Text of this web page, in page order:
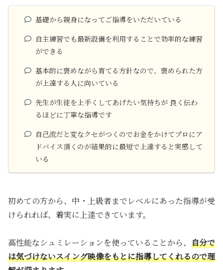
基礎から親身になってご指導をいただいている
自主練習でも最新設備を利用することで効率的な練習
ができる
基本的に褒めながら育てる方針なので、褒められた方
が上達する人に向いている
先生が生徒を上手くしてあげたい気持ちが 良く伝わ
るほどに丁寧な指導です
自己流だと変なクセがつくのでお金をかけてプロにア
ドバイス頂くのが結果的に最短で上達すると実感して
いる
初めての方から、中・上級者までレベルにあった指導が受
けられれば、着実に上達できています。
高性能なシュミレーションを使っていることから、 自分で
は気づけないスイング映像をもとに指導してくれるので理